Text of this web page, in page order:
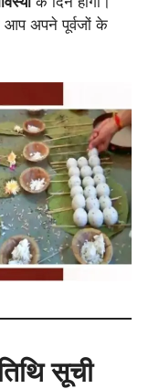
आप अपने पूर्वजों के
सूची